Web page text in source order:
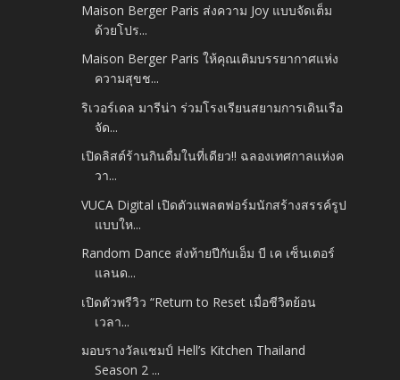
Maison Berger Paris ส่งความ Joy แบบจัดเต็ม
ด้วยโปร...
Maison Berger Paris ให้คุณเติมบรรยากาศแห่ง
ความสุขช...
ริเวอร์เดล มารีน่า ร่วมโรงเรียนสยามการเดินเรือ
จัด...
เปิดลิสต์ร้านกินดื่มในที่เดียว!! ฉลองเทศกาลแห่งค
วา...
VUCA Digital เปิดตัวแพลตฟอร์มนักสร้างสรรค์รูป
แบบให...
Random Dance ส่งท้ายปีกับเอ็ม บี เค เซ็นเตอร์
แลนด...
เปิดตัวพรีวิว “Return to Reset เมื่อชีวิตย้อน
เวลา...
มอบรางวัลแชมป์ Hell’s Kitchen Thailand
Season 2 ...